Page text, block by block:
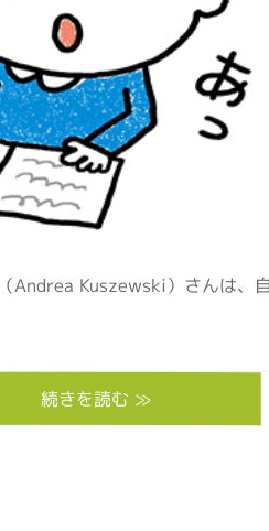
Kuszewski）さんは、
続きを読む ≫